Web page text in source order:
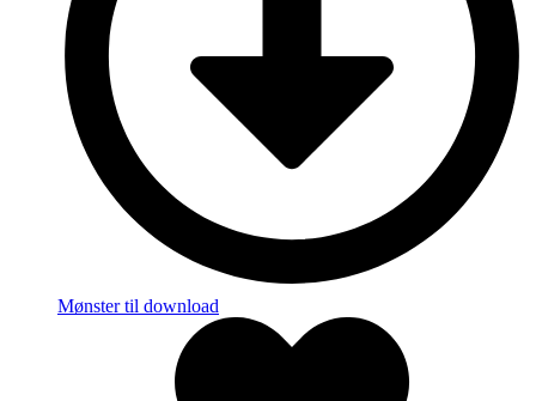
Mønster til download